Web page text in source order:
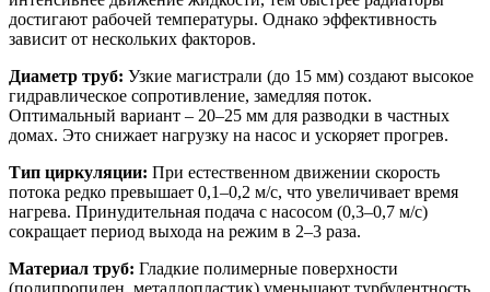
достигают рабочей температуры. Однако эффективность
зависит от нескольких факторов.
Диаметр труб: Узкие магистрали (до 15 мм) создают высокое
гидравлическое сопротивление, замедляя поток.
Оптимальный вариант – 20–25 мм для разводки в частных
домах. Это снижает нагрузку на насос и ускоряет прогрев.
Тип циркуляции: При естественном движении скорость
потока редко превышает 0,1–0,2 м/с, что увеличивает время
нагрева. Принудительная подача с насосом (0,3–0,7 м/с)
сокращает период выхода на режим в 2–3 раза.
Материал труб: Гладкие полимерные поверхности
(полипропилен, металлопластик) уменьшают турбулентность